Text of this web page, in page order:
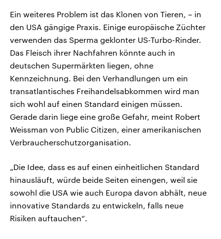
Ein weiteres Problem ist das Klonen von Tieren, – in
den USA gängige Praxis. Einige europäische Züchter
verwenden das Sperma geklonter US-Turbo-Rinder.
Das Fleisch ihrer Nachfahren könnte auch in
deutschen Supermärkten liegen, ohne
Kennzeichnung. Bei den Verhandlungen um ein
transatlantisches Freihandelsabkommen wird man
sich wohl auf einen Standard einigen müssen.
Gerade darin liege eine große Gefahr, meint Robert
Weissman von Public Citizen, einer amerikanischen
Verbraucherschutzorganisation.
„Die Idee, dass es auf einen einheitlichen Standard
hinausläuft, würde beide Seiten einengen, weil sie
sowohl die USA wie auch Europa davon abhält, neue
innovative Standards zu entwickeln, falls neue
Risiken auftauchen“.